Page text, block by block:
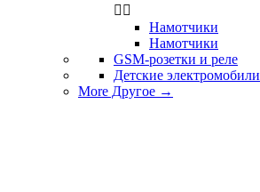
 
Намотчики
Намотчики
GSM-розетки и реле
Детские электромобили
More Другое →